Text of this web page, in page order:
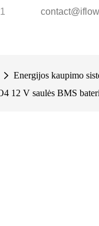
Energijos kaupimo
12 V saulės BMS